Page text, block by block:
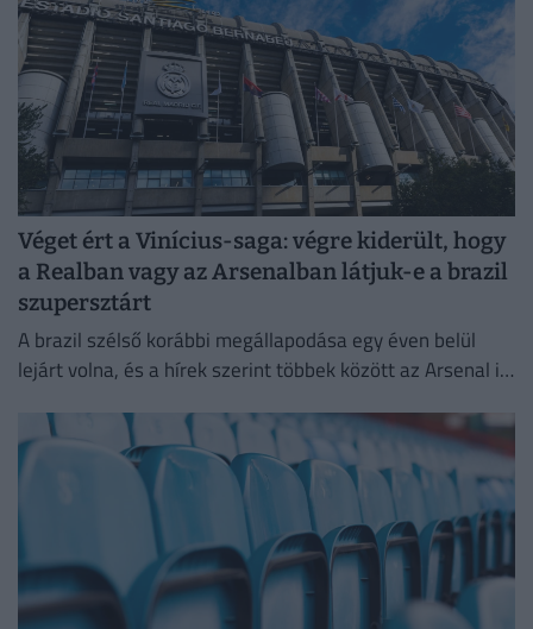
Véget ért a Vinícius-saga: végre kiderült, hogy
a Realban vagy az Arsenalban látjuk-e a brazil
szupersztárt
A brazil szélső korábbi megállapodása egy éven belül
lejárt volna, és a hírek szerint többek között az Arsenal is